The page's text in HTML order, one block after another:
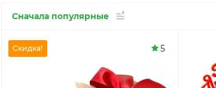
Сначала популярные
Скидка! 5